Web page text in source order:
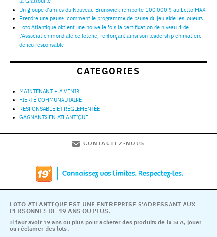
Un groupe d’amies du Nouveau-Brunswick remporte 100 000 $ au Lotto MAX
Prendre une pause: comment le programme de pause du jeu aide les joueurs
Loto Atlantique obtient une nouvelle fois la certification de niveau 4 de
l’Association mondiale de loterie, renforçant ainsi son leadership en matière
de jeu responsable
CATEGORIES
MAINTENANT + À VENIR
FIERTÉ COMMUNAUTAIRE
RESPONSABLE ET RÉGLEMENTÉE
GAGNANTS EN ATLANTIQUE
CONTACTEZ-NOUS
Il faut avoir 19 ans ou plus pour acheter des produits de la SLA, jouer
ou réclamer des lots.
LOTO ATLANTIQUE EST UNE ENTREPRISE S’ADRESSANT AUX
PERSONNES DE 19 ANS OU PLUS.